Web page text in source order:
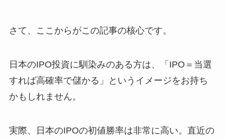
さて、ここからがこの記事の核心です。
日本のIPO投資に馴染みのある方は、「IPO＝当選
すれば高確率で儲かる」というイメージをお持ち
かもしれません。
実際、日本のIPOの初値勝率は非常に高い。直近の